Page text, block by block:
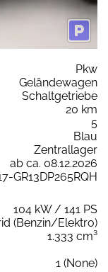
Pkw
Geländewagen
Schaltgetriebe
20 km
5
Blau
Zentrallager
ab ca. 08.12.2026
GR13DP265RQH
104 kW / 141 PS
(Benzin/Elektro)
1.333 cm³
1 (None)